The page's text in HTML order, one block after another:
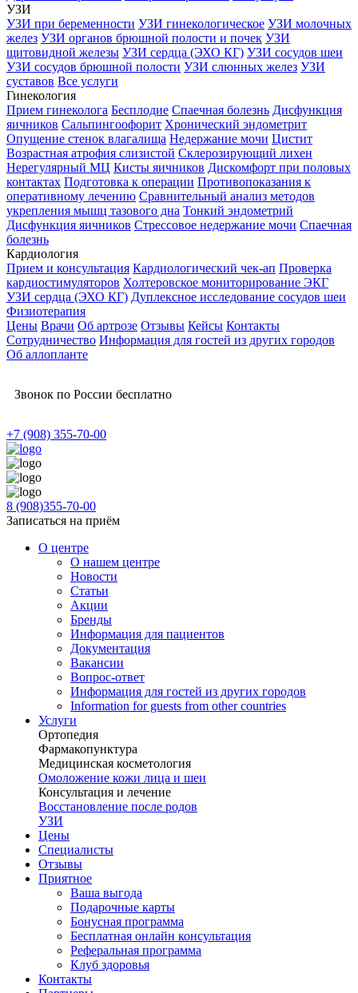
УЗИ
УЗИ при беременности УЗИ гинекологическое УЗИ молочных
желез УЗИ органов брюшной полости и почек УЗИ
щитовидной железы УЗИ сердца (ЭХО КГ) УЗИ сосудов шеи
УЗИ сосудов брюшной полости УЗИ слюнных желез УЗИ
суставов Все услуги
Гинекология
Прием гинеколога Бесплодие Спаечная болезнь Дисфункция
яичников Сальпингоофорит Хронический эндометрит
Опущение стенок влагалища Недержание мочи Цистит
Возрастная атрофия слизистой Склерозирующий лихен
Нерегулярный МЦ Кисты яичников Дискомфорт при половых
контактах Подготовка к операции Противопоказания к
оперативному лечению Сравнительный анализ методов
укрепления мышц тазового дна Тонкий эндометрий
Дисфункция яичников Стрессовое недержание мочи Спаечная
болезнь
Кардиология
Прием и консультация Кардиологический чек-ап Проверка
кардиостимуляторов Холтеровское мониторирование ЭКГ
УЗИ сердца (ЭХО КГ) Дуплексное исследование сосудов шеи
Физиотерапия
Цены Врачи Об артрозе Отзывы Кейсы Контакты
Сотрудничество Информация для гостей из других городов
Об аллопланте
Звонок по России бесплатно
+7 (908) 355-70-00
8 (908)355-70-00
Записаться на приём
О центре
О нашем центре
Новости
Статьи
Акции
Бренды
Информация для пациентов
Документация
Вакансии
Вопрос-ответ
Информация для гостей из других городов
Information for guests from other countries
Услуги
Ортопедия
Фармакопунктура
Медицинская косметология
Омоложение кожи лица и шеи
Консультация и лечение
Восстановление после родов
УЗИ
Цены
Специалисты
Отзывы
Приятное
Ваша выгода
Подарочные карты
Бонусная программа
Бесплатная онлайн консультация
Реферальная программа
Клуб здоровья
Контакты